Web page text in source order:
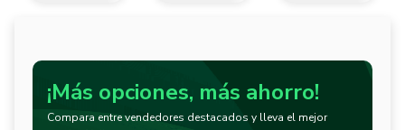
¡Más opciones, más ahorro!
Compara entre vendedores destacados y lleva el mejor